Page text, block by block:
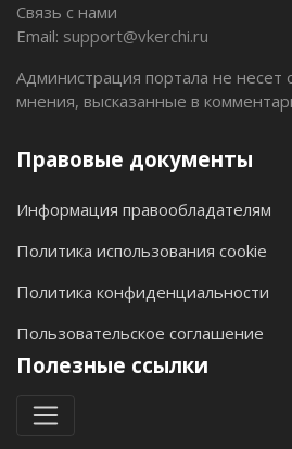
Связь с нами
Email: support@vkerchi.ru
Администрация портала не несет
мнения, высказанные в
Правовые документы
Информация правообладателям
Политика использования cookie
Политика конфиденциальности
Пользовательское соглашение
Полезные ссылки